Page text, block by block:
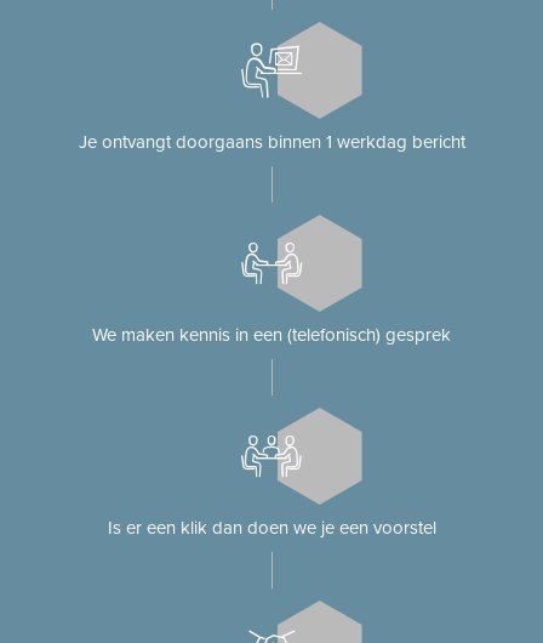
Je ontvangt doorgaans binnen 1 werkdag bericht
We maken kennis in een (telefonisch) gesprek
Is er een klik dan doen we je een voorstel